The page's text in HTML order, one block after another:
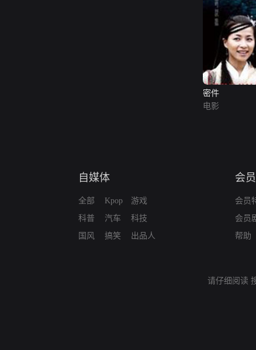
密件
电影
自媒体
全部
科普
国风
Kpop
汽车
搞笑
游戏
科技
出品人
会员
会员
会员
帮助
请仔细阅读